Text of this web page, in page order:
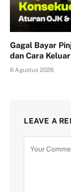
Gagal Bayar
dan Cara
6 Agustus 2026
LEAVE A